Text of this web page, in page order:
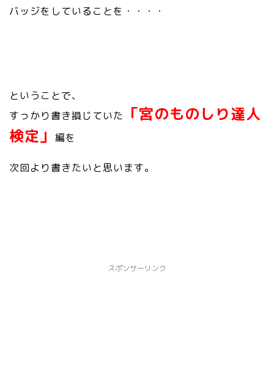
バッジをしていることを・・・・
ということで、
すっかり書き損じていた
「宮のものしり達人
検定」
編を
次回より書きたいと思います。
スポンサーリンク